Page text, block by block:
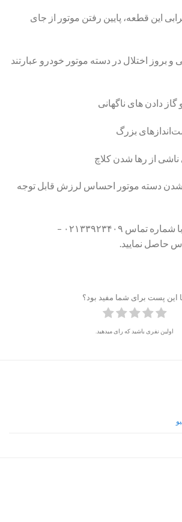
این قطعه، پایین رفتن موتور از جای
و بروز اختلال در دسته موتور خودرو عبارتند
دادن های ناگهانی
بزرگ
از رها شدن کلاچ
دسته موتور احساس لرزش قابل توجه
برای اطلاع از قیمت با شماره تماس ۰۲۱۳۳۹۲۳۴۰۹ –
این پست برای شما مفید بود؟
اولین نفری باشید که رای میدهید.